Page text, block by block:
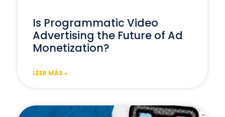
Is Programmatic Video
Advertising the Future of Ad
Monetization?
LEER MÁS »